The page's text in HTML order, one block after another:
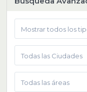
Mostrar todos los
Todas las Ciudades
Todas las áreas